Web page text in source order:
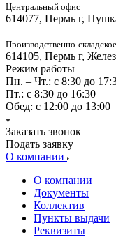
Центральный офис
614077, Пермь г,
Производственно-
614105, Пермь г,
Режим работы
Пн. – Чт.: с 8:30 до
Пт.: с 8:30 до 16:30
Обед: с 12:00 до 13:00
Заказать звонок
Подать заявку
О компании
О компании
Документы
Коллектив
Пункты выдачи
Реквизиты